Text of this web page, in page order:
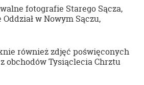
fotografie Starego Sącza,
w Nowym Sączu,
również zdjęć poświęconych
obchodów Tysiąclecia Chrztu